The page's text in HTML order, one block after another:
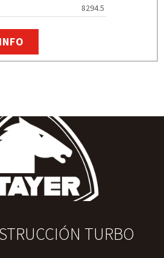
8294.5
TURBO